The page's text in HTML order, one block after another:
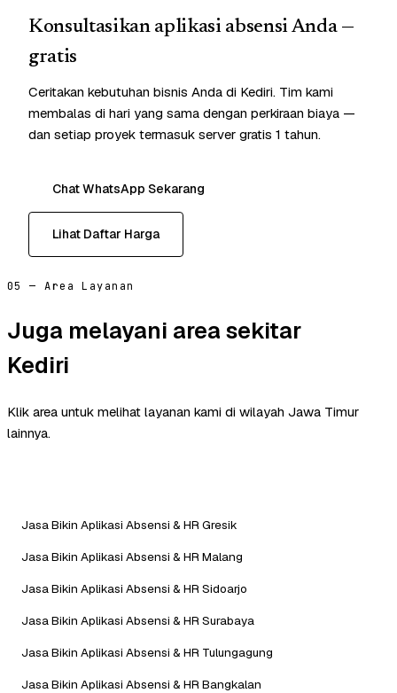
Konsultasikan aplikasi absensi Anda —
gratis
Ceritakan kebutuhan bisnis Anda di Kediri. Tim kami
membalas di hari yang sama dengan perkiraan biaya —
dan setiap proyek termasuk server gratis 1 tahun.
Chat WhatsApp Sekarang
Lihat Daftar Harga
05 — Area Layanan
Juga melayani area sekitar
Kediri
Klik area untuk melihat layanan kami di wilayah Jawa Timur
lainnya.
Jasa Bikin Aplikasi Absensi & HR Gresik
Jasa Bikin Aplikasi Absensi & HR Malang
Jasa Bikin Aplikasi Absensi & HR Sidoarjo
Jasa Bikin Aplikasi Absensi & HR Surabaya
Jasa Bikin Aplikasi Absensi & HR Tulungagung
Jasa Bikin Aplikasi Absensi & HR Bangkalan